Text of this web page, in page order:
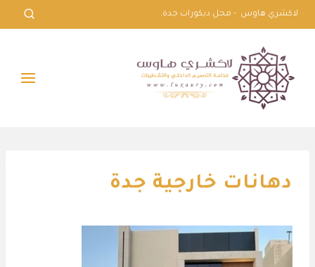
التجاوز
إلى
المحتوى
لاكشري هاوس - محل ديكورات جدة.
دهانات خارجية جدة